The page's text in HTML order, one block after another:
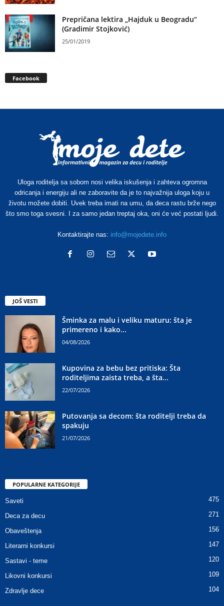
Prepričana lektira „Hajduk u Beogradu“
(Gradimir Stojković)
25/01/2019
Facebook
Uloga roditelja sa sobom nosi velika iskušenja i zahteva ogromna
odricanja i energiju ali ne zaboravite da je to najvažnija uloga koju u
životu možete dobiti. Uvek treba imati na umu, da deca rastu brže nego
što smo toga svesni. I za samo jedan treptaj oka, oni će već postati ljudi.
Kontaktirajte nas: info@mojedete.info
JOŠ VESTI
Šminka za malu i veliku maturu: šta je
primereno i kako...
04/08/2026
Kupovina za bebu bez pritiska: Šta
roditeljima zaista treba, a šta...
22/07/2026
Putovanja sa decom: šta roditelji treba da
spakuju
21/07/2026
POPULARNE KATEGORIJE
Saveti 475
Deca za decu 271
Obaveštenja 156
Literarni konkursi 147
Sastavi - teme 120
Likovni konkursi 109
Zdravlje dece 104